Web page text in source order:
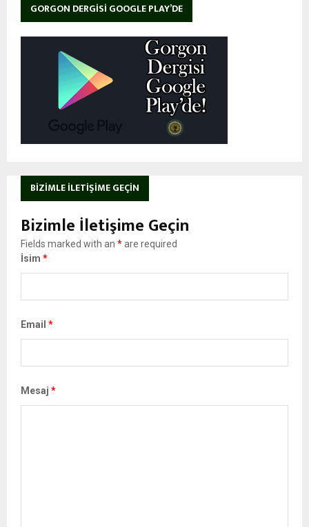
GORGON DERGISI GOOGLE PLAY’DE
BIZIMLE İLETIŞIME GEÇIN
Bizimle İletişime Geçin
Fields marked with an *are required
İsim *
Email *
Mesaj *